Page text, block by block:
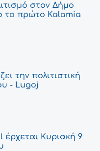
στον Δήμο
το πρώτο Kalamia
την πολιτιστική
- Lugoj
Κυριακή 9